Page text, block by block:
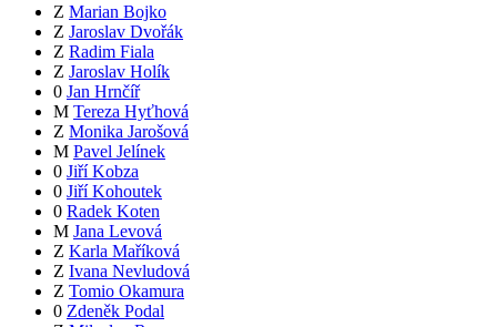
Z Marian Bojko
Z Jaroslav Dvořák
Z Radim Fiala
Z Jaroslav Holík
0 Jan Hrnčíř
M Tereza Hyťhová
Z Monika Jarošová
M Pavel Jelínek
0 Jiří Kobza
0 Jiří Kohoutek
0 Radek Koten
M Jana Levová
Z Karla Maříková
Z Ivana Nevludová
Z Tomio Okamura
0 Zdeněk Podal